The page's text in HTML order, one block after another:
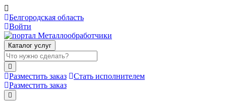
Белгородская область
Войти
Каталог услуг
Разместить заказ
Стать исполнителем
Разместить заказ